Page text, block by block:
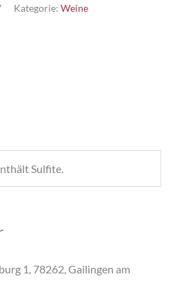
Kategorie: Weine
Sulfite.
1, 78262, Gailingen am